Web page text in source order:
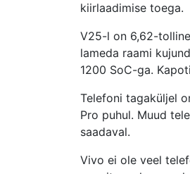
kiirlaadimise toega.
V25-l on 6,62-
lameda raami
1200 SoC-ga.
Telefoni tagaküljel
Pro puhul. Muud
saadaval.
Vivo ei ole veel